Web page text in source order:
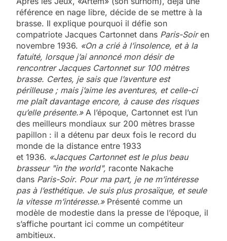
référence en nage libre, décide de se mettre à la
brasse. Il explique pourquoi il défie son
compatriote Jacques Cartonnet dans Paris-Soiren
novembre 1936. «On a crié à l’insolence, et à la
fatuité, lorsque j’ai annoncé mon désir de
rencontrer Jacques Cartonnet sur 100 mètres
brasse. Certes, je sais que l’aventure est
périlleuse ; mais j’aime les aventures, et celle-ci
me plaît davantage encore, à cause des risques
qu’elle présente.»A l’époque, Cartonnet est l’un
des meilleurs mondiaux sur 200 mètres brasse
papillon : il a détenu par deux fois le record du
monde de la distance entre 1933
et 1936. «Jacques Cartonnet est le plus beau
brasseur "in the world", raconte Nakache
dans Paris-Soir. Pour ma part, je ne m’intéresse
pas à l’esthétique. Je suis plus prosaïque, et seule
la vitesse m’intéresse.»Présenté comme un
modèle de modestie dans la presse de l’époque, il
s’affiche pourtant ici comme un compétiteur
ambitieux.